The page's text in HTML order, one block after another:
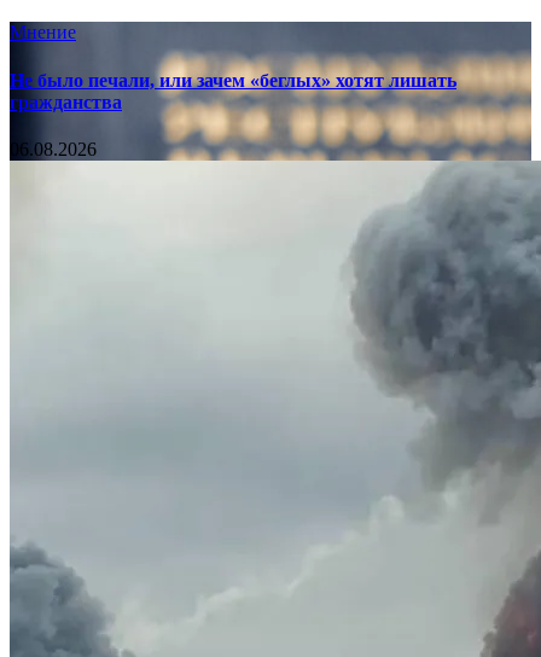
Мнение
Не было печали, или зачем «беглых» хотят лишать
гражданства
06.08.2026